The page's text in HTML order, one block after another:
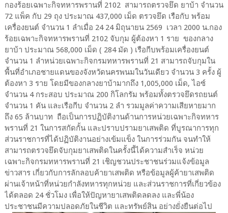
กองร้อยเฉพาะกิจทหารพรานที่ 2102 สามารถตรวจยึด ยาบ้า จำนวน
72 แพ็ค กับ 29 ถุง ประมาณ 437,000 เม็ด ตรวจยึด เรือกับ พร้อม
เครื่องยนต์ จำนวน 1 ลำเมื่อ 24 24 มิถุนายน 2569 เวลา 2000 น.กอง
ร้อยเฉพาะกิจทหารพรานที่ 2102 จับกุม ผู้ต้องหา 1 ราย ของกลาง
ยาบ้า ประมาณ 568,000 เม็ด ( 284 มัด ) เรือกีบพร้อมเครื่องยนต์
จำนวน 1 ลำหน่วยเฉพาะกิจกรมทหารพรานที่ 21 สามารถจับกุมใน
พื้นที่อำเภอชายแดนของจังหวัดนครพนมในวันเดียว จำนวน 3 ครั้ง ผู้
ต้องหา 3 ราย โดยมีของกลางยาบ้ามากถึง 1,005,000 เม็ด, ไอซ์
จำนวน 4 กระสอบ ประมาณ 200 กิโลกรัม พร้อมทั้งตรวจยึดรถยนต์
จำนวน 1 คัน และเรือกีบ จำนวน 2 ลำ รวมมูลค่าความเสียหายมาก
ถึง 65 ล้านบาท ถือเป็นการปฏิบัติงานด้านการหน่วยเฉพาะกิจทหาร
พรานที่ 21 ในการสกัดกั้น และปราบปรามยาเสพติด ที่บูรณาการทุก
ส่วนราชการที่ได้ปฏิบัติงานอย่างเข้มแข็ง ในการร่วมกัน จนทำให้
สามารถตรวจยึดจับกุมยาเสพติดในครั้งนี้ได้ความสำเร็จ หน่วย
เฉพาะกิจกรมทหารพรานที่ 21 เชิญชวนประชาชนร่วมแจ้งข้อมูล
ข่าวสาร เกี่ยวกับการลักลอบค้ายาเสพติด หรือข้อมูลผู้ค้ายาเสพติด
ผ่านเจ้าหน้าที่หน่วยกำลังทหารทุกหน่วย และส่วนราชการที่เกี่ยวข้อง
ได้ตลอด 24 ชั่วโมง เพื่อให้ปัญหายาเสพติดลดลง และพี่น้อง
ประชาชนมีความปลอดภัยในชีวิต และทรัพย์สิน อย่างยั่งยืนต่อไป